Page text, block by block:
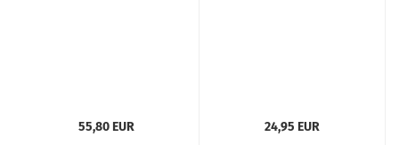
55,80 EUR 24,95 EUR